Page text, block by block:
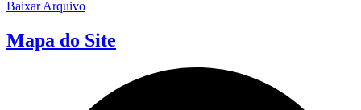
Baixar Arquivo
Mapa do Site